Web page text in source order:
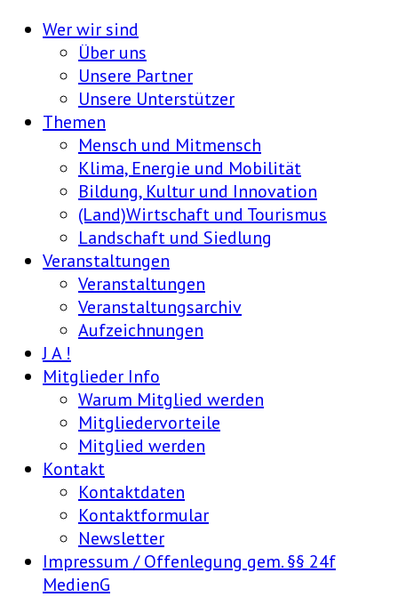
Wer wir sind
Über uns
Unsere Partner
Unsere Unterstützer
Themen
Mensch und Mitmensch
Klima, Energie und Mobilität
Bildung, Kultur und Innovation
(Land)Wirtschaft und Tourismus
Landschaft und Siedlung
Veranstaltungen
Veranstaltungen
Veranstaltungsarchiv
Aufzeichnungen
J A !
Mitglieder Info
Warum Mitglied werden
Mitgliedervorteile
Mitglied werden
Kontakt
Kontaktdaten
Kontaktformular
Newsletter
Impressum / Offenlegung gem. §§ 24f
MedienG